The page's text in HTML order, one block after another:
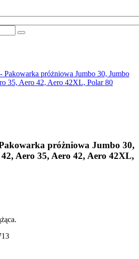
Pakowarka próżniowa Jumbo 30, Jumbo
35, Aero 42, Aero 42XL, Polar 80
próżniowa Jumbo 30,
Aero 35, Aero 42, Aero 42XL,